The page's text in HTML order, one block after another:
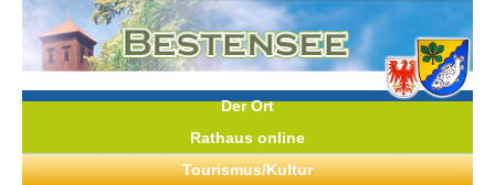
Der Ort
Rathaus online
Tourismus/Kultur